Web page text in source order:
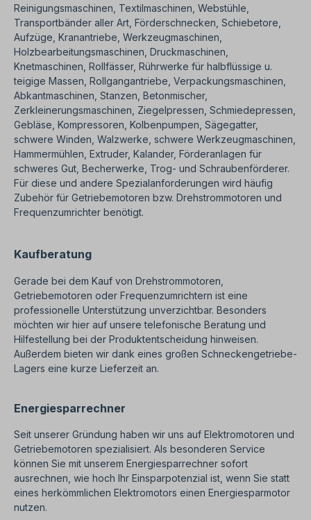
Reinigungsmaschinen, Textilmaschinen, Webstühle,
Transportbänder aller Art, Förderschnecken, Schiebetore,
Aufzüge, Kranantriebe, Werkzeugmaschinen,
Holzbearbeitungsmaschinen, Druckmaschinen,
Knetmaschinen, Rollfässer, Rührwerke für halbflüssige u.
teigige Massen, Rollgangantriebe, Verpackungsmaschinen,
Abkantmaschinen, Stanzen, Betonmischer,
Zerkleinerungsmaschinen, Ziegelpressen, Schmiedepressen,
Gebläse, Kompressoren, Kolbenpumpen, Sägegatter,
schwere Winden, Walzwerke, schwere Werkzeugmaschinen,
Hammermühlen, Extruder, Kalander, Förderanlagen für
schweres Gut, Becherwerke, Trog- und Schraubenförderer.
Für diese und andere Spezialanforderungen wird häufig
Zubehör für Getriebemotoren bzw. Drehstrommotoren und
Frequenzumrichter benötigt.
Kaufberatung
Gerade bei dem Kauf von Drehstrommotoren,
Getriebemotoren oder Frequenzumrichtern ist eine
professionelle Unterstützung unverzichtbar. Besonders
möchten wir hier auf unsere telefonische Beratung und
Hilfestellung bei der Produktentscheidung hinweisen.
Außerdem bieten wir dank eines großen Schneckengetriebe-
Lagers eine kurze Lieferzeit an.
Energiesparrechner
Seit unserer Gründung haben wir uns auf Elektromotoren und
Getriebemotoren spezialisiert. Als besonderen Service
können Sie mit unserem Energiesparrechner sofort
ausrechnen, wie hoch Ihr Einsparpotenzial ist, wenn Sie statt
eines herkömmlichen Elektromotors einen Energiesparmotor
nutzen.